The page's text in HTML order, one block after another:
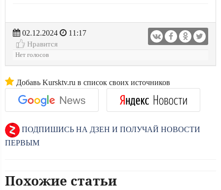
02.12.2024
11:17
Нравится
Нет голосов
Добавь Kursktv.ru в список своих источников
ПОДПИШИСЬ НА ДЗЕН И ПОЛУЧАЙ НОВОСТИ
ПЕРВЫМ
Похожие статьи